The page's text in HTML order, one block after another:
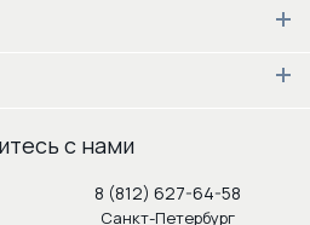
с нами
8 (812) 627-64-58
Санкт-Петербург